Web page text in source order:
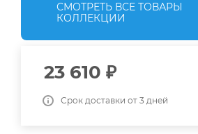
СМОТРЕТЬ ВСЕ ТОВАРЫ
КОЛЛЕКЦИИ
23 610 ₽
Срок доставки от 3 дней